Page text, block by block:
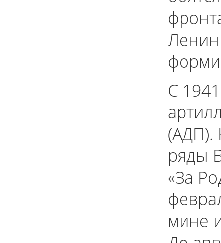
С
(АДП).
ряды
«За
мине